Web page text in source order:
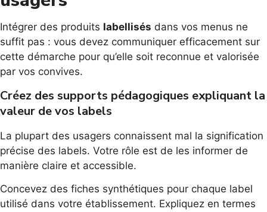
Intégrer des produits labellisés dans vos menus ne
suffit pas : vous devez communiquer efficacement sur
cette démarche pour qu’elle soit reconnue et valorisée
par vos convives.
Créez des supports pédagogiques expliquant la
valeur de vos labels
La plupart des usagers connaissent mal la signification
précise des labels. Votre rôle est de les informer de
manière claire et accessible.
Concevez des fiches synthétiques pour chaque label
utilisé dans votre établissement. Expliquez en termes